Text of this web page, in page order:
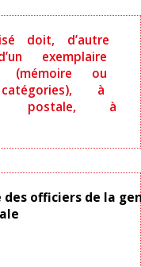
doit, d’autre
exemplaire
(mémoire ou
à
postale, à
des officiers de la